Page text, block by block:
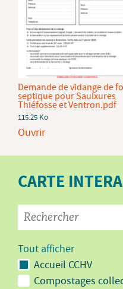
Demande de vidange de
septique pour Saulxures
Thiéfosse et Ventron.pdf
115.25 Ko
Ouvrir
CARTE
Tout afficher
Accueil CCHV
Compostages